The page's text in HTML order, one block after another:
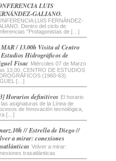
LUIS
GALIANO.
LUIS FERNÁNDEZ-
Dentro del ciclo de
"Protagonistas de […]
MAR / 13.00h Visita al Centro
Estudios Hidrográficos de
Fisac Miércoles 07 de Marzo
13,00. CENTRO DE ESTUDIOS
(1960-63).
[…]
Horarios definitivos El horario
las asignaturas de la Línea de
de Innovación tecnológica,
[…]
// Estrella de Diego //
a mirar: conexiones
Volver a mirar:
trasatlánticas